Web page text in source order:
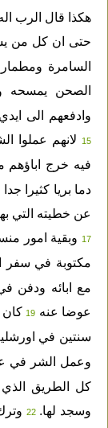
هكذا قال الرب
حتى ان كل من
السامرة
الصحن يمسحه
وادفعهم الى
15لانهم عملوا
فيه خرج اباؤهم
دما بريا كثيرا
عن خطيته التي
17وبقية امور
مكتوبة في سفر
مع ابائه ودفن
عوضا عنه 19كان
سنتين في
وعمل الشر في
كل الطريق الذي
وسجد لها. 22